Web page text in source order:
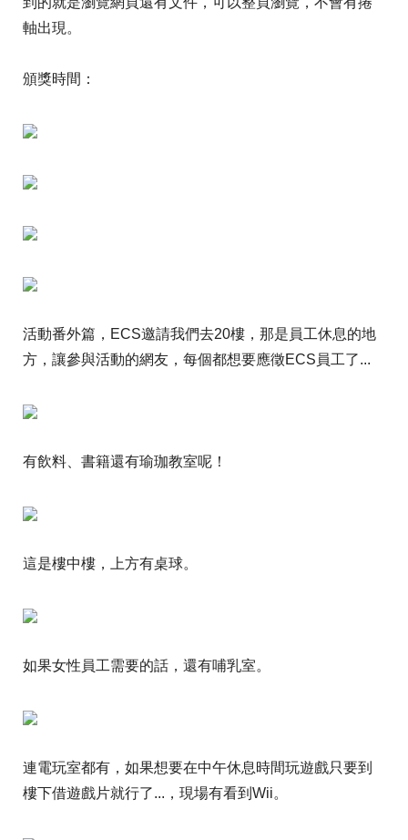
軸出現。
頒獎時間：
活動番外篇，ECS邀請我們去20樓，那是員工休息的地
方，讓參與活動的網友，每個都想要應徵ECS員工了...
有飲料、書籍還有瑜珈教室呢！
這是樓中樓，上方有桌球。
如果女性員工需要的話，還有哺乳室。
連電玩室都有，如果想要在中午休息時間玩遊戲只要到
樓下借遊戲片就行了...，現場有看到Wii。